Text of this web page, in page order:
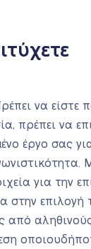
να είστε
πρέπει να
έργο σας
για την
στην
από